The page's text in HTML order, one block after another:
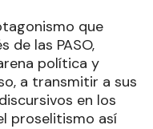
que
de las PASO,
política y
a transmitir a sus
en los
proselitismo así